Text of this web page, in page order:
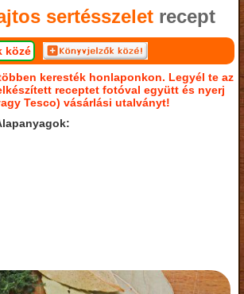
sertésszelet recept
közé
keresték honlaponkon. Legyél te az
receptet fotóval együtt és nyerj
Tesco) vásárlási utalványt!